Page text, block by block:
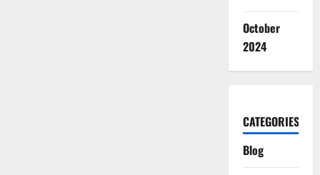
October
2024
CATEGORIES
Blog